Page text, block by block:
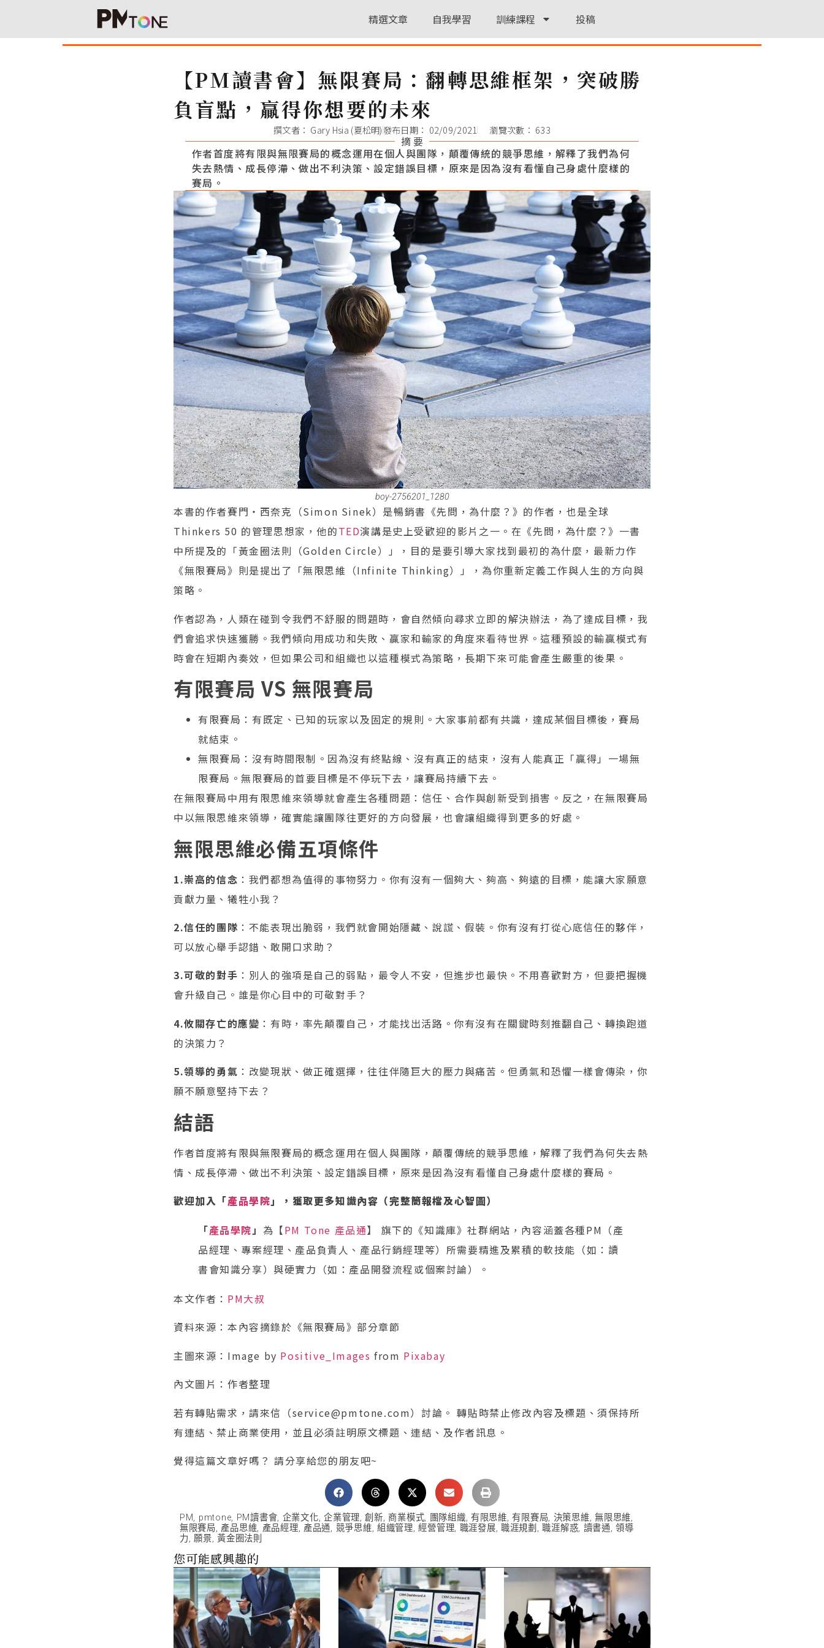
精選文章 自我學習 訓練課程 投稿
【PM讀書會】無限賽局：翻轉思維框架，突破勝
負盲點，贏得你想要的未來
撰文者： Gary Hsia (夏松明)發布日期： 02/09/2021 瀏覽次數： 633
摘 要
作者首度將有限與無限賽局的概念運用在個人與團隊，顛覆傳統的競爭思維，解釋了我們為何
失去熱情、成長停滯、做出不利決策、設定錯誤目標，原來是因為沒有看懂自己身處什麼樣的
賽局。
boy-2756201_1280
本書的作者賽門‧西奈克（Simon Sinek）是暢銷書《先問，為什麼？》的作者，也是全球
Thinkers 50 的管理思想家，他的TED演講是史上受歡迎的影片之一。在《先問，為什麼？》一書
中所提及的「黃金圈法則（Golden Circle）」，目的是要引導大家找到最初的為什麼，最新力作
《無限賽局》則是提出了「無限思維（Infinite Thinking）」，為你重新定義工作與人生的方向與
策略。
作者認為，人類在碰到令我們不舒服的問題時，會自然傾向尋求立即的解決辦法，為了達成目標，我
們會追求快速獲勝。我們傾向用成功和失敗、贏家和輸家的角度來看待世界。這種預設的輸贏模式有
時會在短期內奏效，但如果公司和組織也以這種模式為策略，長期下來可能會產生嚴重的後果。
有限賽局 VS 無限賽局
有限賽局：有既定、已知的玩家以及固定的規則。大家事前都有共識，達成某個目標後，賽局
就結束。
無限賽局：沒有時間限制。因為沒有終點線、沒有真正的結束，沒有人能真正「贏得」一場無
限賽局。無限賽局的首要目標是不停玩下去，讓賽局持續下去。
在無限賽局中用有限思維來領導就會產生各種問題：信任、合作與創新受到損害。反之，在無限賽局
中以無限思維來領導，確實能讓團隊往更好的方向發展，也會讓組織得到更多的好處。
無限思維必備五項條件
1.崇高的信念 ：我們都想為值得的事物努力。你有沒有一個夠大、夠高、夠遠的目標，能讓大家願意
貢獻力量、犧牲小我？
2.信任的團隊 ：不能表現出脆弱，我們就會開始隱藏、說謊、假裝。你有沒有打從心底信任的夥伴，
可以放心舉手認錯、敢開口求助？
3.可敬的對手 ：別人的強項是自己的弱點，最令人不安，但進步也最快。不用喜歡對方，但要把握機
會升級自己。誰是你心目中的可敬對手？
4.攸關存亡的應變 ：有時，率先顛覆自己，才能找出活路。你有沒有在關鍵時刻推翻自己、轉換跑道
的決策力？
5.領導的勇氣 ：改變現狀、做正確選擇，往往伴隨巨大的壓力與痛苦。但勇氣和恐懼一樣會傳染，你
願不願意堅持下去？
結語
作者首度將有限與無限賽局的概念運用在個人與團隊，顛覆傳統的競爭思維，解釋了我們為何失去熱
情、成長停滯、做出不利決策、設定錯誤目標，原來是因為沒有看懂自己身處什麼樣的賽局。
歡迎加入「產品學院」，獲取更多知識內容（完整簡報檔及心智圖）
「產品學院」 為【PM Tone 產品通】 旗下的《知識庫》社群網站，內容涵蓋各種PM（產
品經理、專案經理、產品負責人、產品行銷經理等）所需要精進及累積的軟技能（如：讀
書會知識分享）與硬實力（如：產品開發流程或個案討論）。
本文作者： PM大叔
資料來源：本內容摘錄於《無限賽局》部分章節
主圖來源：Image by Positive_Images from Pixabay
內文圖片：作者整理
若有轉貼需求，請來信（service@pmtone.com）討論。 轉貼時禁止修改內容及標題、須保持所
有連結、禁止商業使用，並且必須註明原文標題、連結、及作者訊息。
覺得這篇文章好嗎？ 請分享給您的朋友吧~
PM, pmtone, PM讀書會, 企業文化,企業管理,創新, 商業模式, 團隊組織,有限思維,有限賽局, 決策思維,無限思維,
無限賽局, 產品思維, 產品經理, 產品通, 競爭思維, 組織管理,經營管理, 職涯發展,職涯規劃 ,職涯解惑, 讀書通,領導
力,願景,黃金圈法則
您可能感興趣的